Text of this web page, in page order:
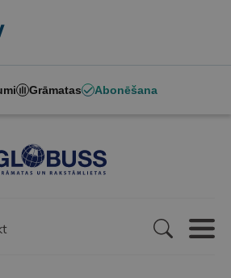
Grāmatas Abonēšana